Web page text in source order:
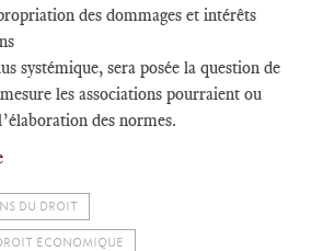
des dommages et intérêts
systémique, sera posée la question de
les associations pourraient ou
des normes.
DU DROIT
ÉCONOMIQUE